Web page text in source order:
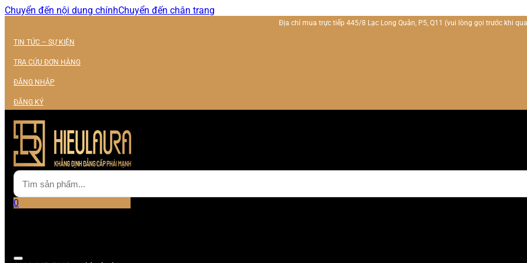
Chuyển đến nội dung chínhChuyển đến chân trang
Địa chỉ mua trực tiếp 445/8 Lạc Long Quân, P5, Q11 (vui lòng gọi trước khi
TIN TỨC – SỰ KIỆN
TRA CỨU ĐƠN HÀNG
ĐĂNG NHẬP
ĐĂNG KÝ
0